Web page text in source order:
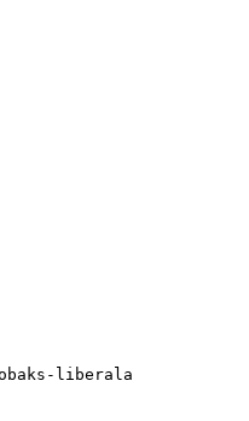
liberala